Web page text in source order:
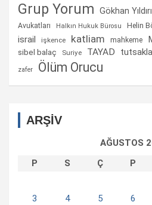
Grup Yorum Gökhan
Avukatları
Halkın Hukuk Bürosu Helin
israil işkence katliam mahkeme
sibel balaç Suriye TAYAD
zafer Ölüm Orucu
ARŞİV
AĞUSTOS
P
S Ç P
3
4 5 6